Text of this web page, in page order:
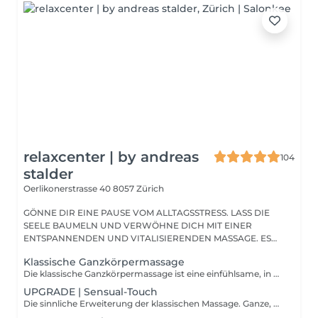
relaxcenter | by andreas
stalder
104
Oerlikonerstrasse 40 8057 Zürich
GÖNNE DIR EINE PAUSE VOM ALLTAGSSTRESS. LASS DIE
SEELE BAUMELN UND VERWÖHNE DICH MIT EINER
ENTSPANNENDEN UND VITALISIERENDEN MASSAGE. ES
Klassische Ganzkörpermassage
Die klassische Ganzkörpermassage ist eine einfühlsame, in die Tiefe der Muskulatur reichende Massage. Durch eine gezielte Grifftechnik, Streichungen und Kneten wird ein wohltuender Effekt auf der Haut und in der Muskulatur ausgelöst. Verspannte Muskeln werden gelockert und die Durchblutung wird angeregt.
UPGRADE | Sensual-Touch
Die sinnliche Erweiterung der klassischen Massage. Ganze, nahtlose Streichungen von den Beinen bis hin zum Nacken. Ohne Decktuch auf der beheizten Massageliege für ganze 120 Minuten. "Wichtig zu Beachten - NO SEX!